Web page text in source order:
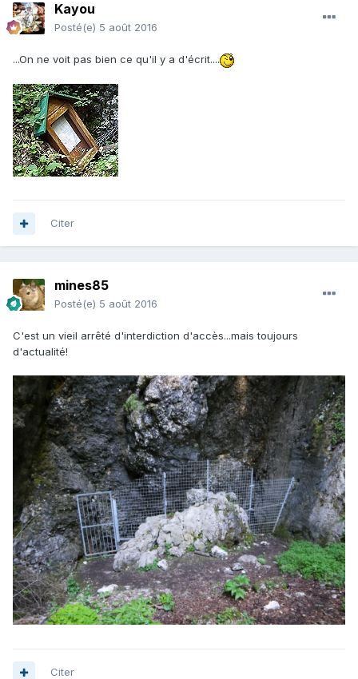
Kayou
Posté(e) 5 août 2016
...On ne voit pas bien ce qu'il y a d'écrit....
Citer
mines85
Posté(e) 5 août 2016
C'est un vieil arrêté d'interdiction d'accès...mais toujours
d'actualité!
Citer